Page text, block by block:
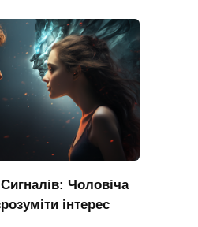
Чоловіча
інтерес